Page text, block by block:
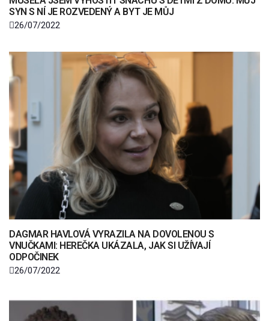
SYN S NÍ JE ROZVEDENÝ A BYT JE MŮJ
26/07/2022
DAGMAR HAVLOVÁ VYRAZILA NA DOVOLENOU S
VNUČKAMI: HEREČKA UKÁZALA, JAK SI UŽÍVAJÍ
ODPOČINEK
26/07/2022